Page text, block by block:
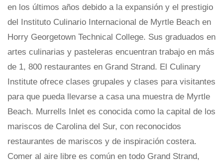
en los últimos años debido a la expansión y el prestigio
del Instituto Culinario Internacional de Myrtle Beach en
Horry Georgetown Technical College. Sus graduados en
artes culinarias y pasteleras encuentran trabajo en más
de 1, 800 restaurantes en Grand Strand. El Culinary
Institute ofrece clases grupales y clases para visitantes
para que pueda llevarse a casa una muestra de Myrtle
Beach. Murrells Inlet es conocida como la capital de los
mariscos de Carolina del Sur, con reconocidos
restaurantes de mariscos y de inspiración costera.
Comer al aire libre es común en todo Grand Strand,